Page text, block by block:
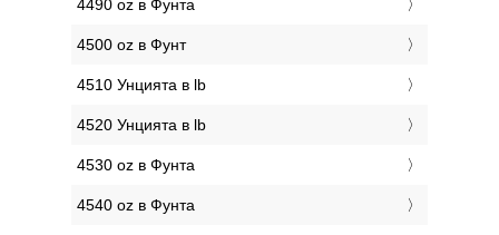
4490 oz в Фунтa
4500 oz в Фунт
4510 Унцията в lb
4520 Унцията в lb
4530 oz в Фунтa
4540 oz в Фунтa